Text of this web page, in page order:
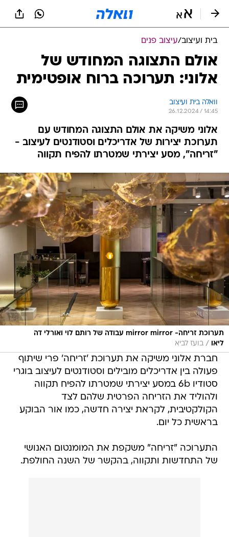
בית ועיצוב/עיצוב פנים
אולם התצוגה המחודש של
אלוני: תערוכה ברוח אופטימית
וואלה בית ועיצוב
26.12.2024 / 14:45
אלוני משיקה את אולם התצוגה המחודש עם
תערוכת יצירות של אדריכלים וסטודנטים לעיצוב -
"זריחה", מסע יצירתי שמטרתו להפיח תקווה
תערוכת זריחה- mirror mirror עבודה של רותם לוי ואורלי דה
ליאו
/ בועז לביא
חברת אלוני משיקה את תערוכת 'זריחה' פרי שיתוף
פעולה בין אדריכלים מובילים וסטודנטים לעיצוב בוגרי
סטודיו 6b במסע יצירתי שמטרתו להפיח תקווה
ולהוליד את הזריחה הפרטית שלהם לצד
הקולקטיבית, לקראת יצירה חדשה, כמו אור הבוקע
בראשית כל יום.
התערוכה "זריחה" משקפת את המומנטום האנושי
של התחדשות ותקווה, בהקשר של השנה החולפת.